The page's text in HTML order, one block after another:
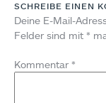
SCHREIBE EINEN
Deine E-Mail-
Felder sind mit *
Kommentar *